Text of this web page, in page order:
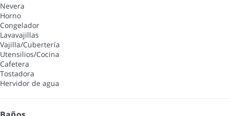
Nevera
Horno
Congelador
Lavavajillas
Vajilla/Cubertería
Utensilios/Cocina
Cafetera
Tostadora
Hervidor de agua